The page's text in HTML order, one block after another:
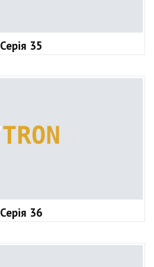
Серія 35
Серія 36